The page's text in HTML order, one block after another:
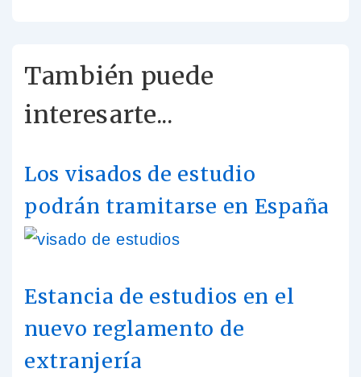
También puede
interesarte...
Los visados de estudio
podrán tramitarse en España
Estancia de estudios en el
nuevo reglamento de
extranjería